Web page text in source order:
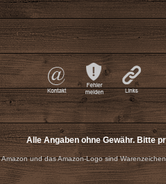
Alle Angaben ohne Gewähr. Bitte
Amazon und das Amazon-Logo sind